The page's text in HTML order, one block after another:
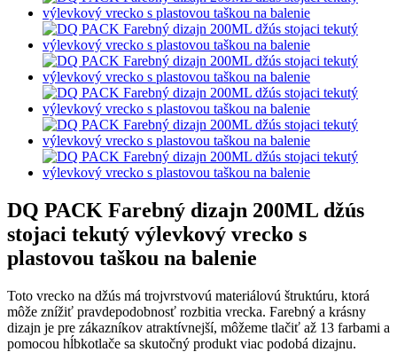
DQ PACK Farebný dizajn 200ML džús
stojaci tekutý výlevkový vrecko s
plastovou taškou na balenie
Toto vrecko na džús má trojvrstvovú materiálovú štruktúru, ktorá
môže znížiť pravdepodobnosť rozbitia vrecka. Farebný a krásny
dizajn je pre zákazníkov atraktívnejší, môžeme tlačiť až 13 farbami a
pomocou hĺbkotlače sa skutočný produkt viac podobá dizajnu.